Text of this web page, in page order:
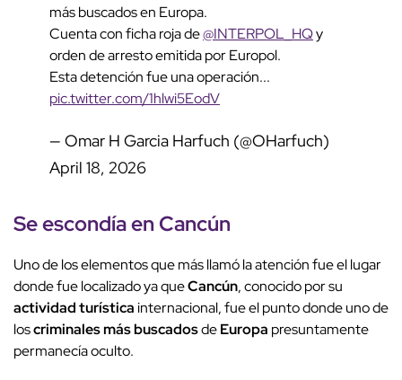
más buscados en Europa.
Cuenta con ficha roja de@INTERPOL_HQy
orden de arresto emitida por Europol.
Esta detención fue una operación...
pic.twitter.com/1hlwi5EodV
— Omar H Garcia Harfuch (@OHarfuch)
April 18, 2026
Se escondía en Cancún
Uno de los elementos que más llamó la atención fue el lugar
donde fue localizado ya queCancún, conocido por su
actividad turísticainternacional, fue el punto donde uno de
loscriminales más buscadosdeEuropa presuntamente
permanecía oculto.